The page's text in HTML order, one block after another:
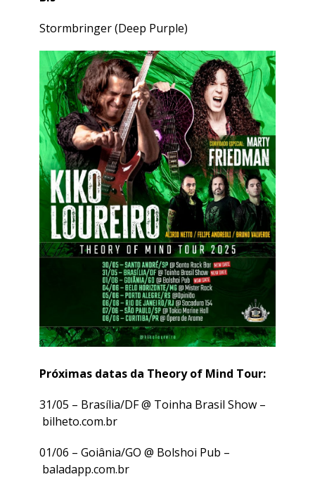
Stormbringer (Deep Purple)
Próximas datas da Theory of Mind Tour:
31/05 – Brasília/DF @ Toinha Brasil Show –
bilheto.com.br
01/06 – Goiânia/GO @ Bolshoi Pub –
baladapp.com.br